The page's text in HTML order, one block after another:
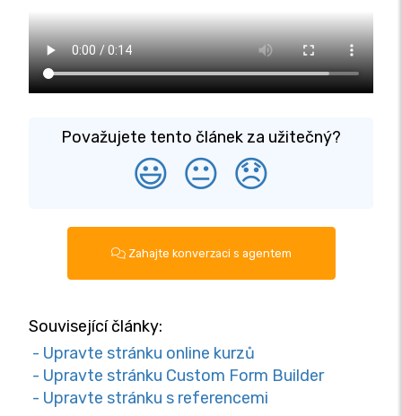
Považujete tento článek za užitečný?
😃 😐 😞
Zahajte konverzaci s agentem
Související články:
- Upravte stránku online kurzů
- Upravte stránku Custom Form Builder
- Upravte stránku s referencemi